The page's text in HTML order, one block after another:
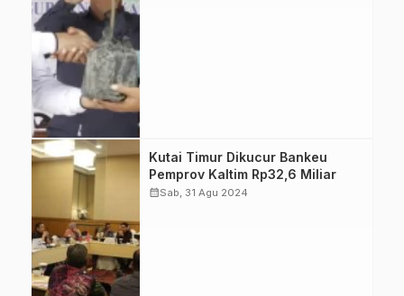
Kelompok Tani
Cinta Damai di
Kutai Timur untuk
dukung
ketahanan
pangan. (Foto:
Istimewa)
Pemprov
Kalimantan Timur
keuangan Rp32,6
miliar ke
Kabupaten Kutai
Timur untuk tahun
2024. (Foto:
Kutai Timur Dikucur Bankeu
Pemprov Kaltim Rp32,6 Miliar
calendar_monthSab, 31 Agu 2024